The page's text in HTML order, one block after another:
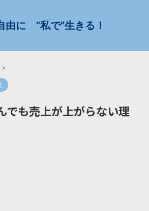
由に ”私で”生きる！
>
でも売上が上がらない理